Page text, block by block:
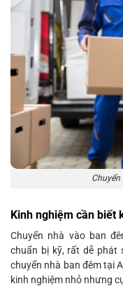
Kinh nghiệm cần biết
Chuyển nhà vào ban
chuẩn bị kỹ, rất dễ phát
chuyển nhà ban đêm tại
kinh nghiệm nhỏ nhưng